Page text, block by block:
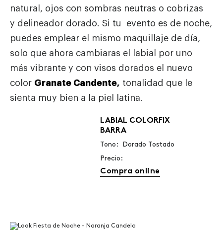
natural, ojos con sombras neutras o cobrizas
y delineador dorado. Si tu evento es de noche,
puedes emplear el mismo maquillaje de día,
solo que ahora cambiaras el labial por uno
más vibrante y con visos dorados el nuevo
color Granate Candente, tonalidad que le
sienta muy bien a la piel latina.
LABIAL COLORFIX
BARRA
Tono: Dorado Tostado
Precio:
Compra online